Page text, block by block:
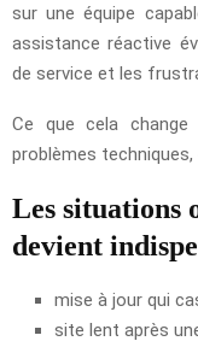
sur une équipe
assistance réactive
de service et les
Ce que cela
problèmes
Les situations
devient
mise à jour qui
site lent après